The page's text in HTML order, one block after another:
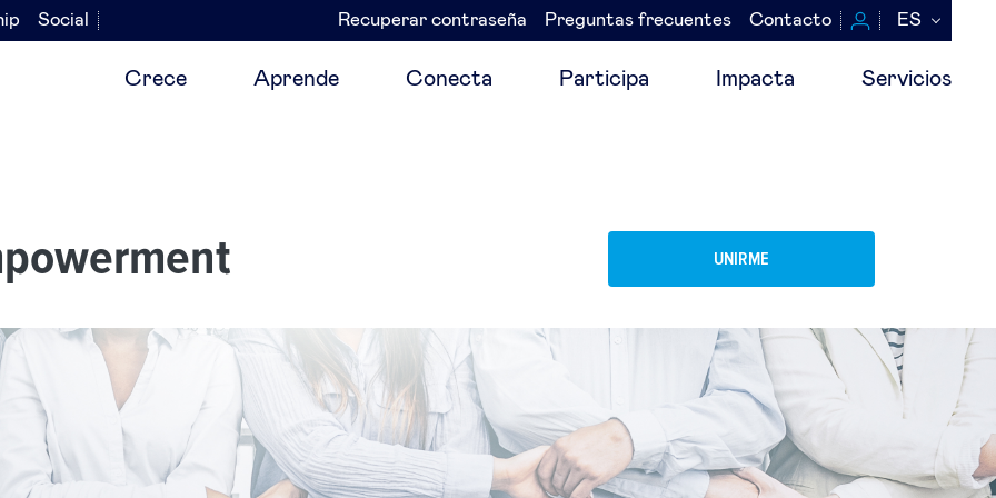
Social
Navegación
secundaria
Recuperar contraseña Preguntas frecuentes Contacto ES
Crece Aprende Conecta Participa Impacta Servicios
UNIRME